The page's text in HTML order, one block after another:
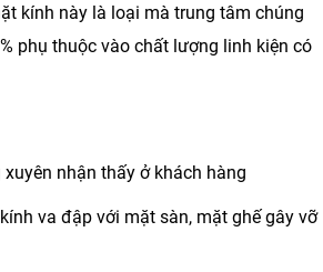
kính này là loại mà trung tâm chúng
phụ thuộc vào chất lượng linh kiện có
nhận thấy ở khách hàng
va đập với mặt sàn, mặt ghế gây vỡ